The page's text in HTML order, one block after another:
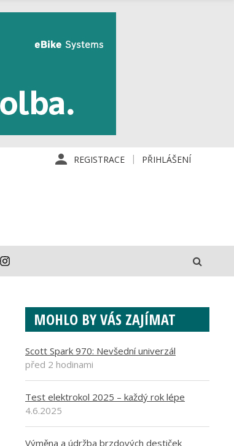
REGISTRACE PŘIHLÁŠENÍ
MOHLO BY VÁS ZAJÍMAT
Scott Spark 970: Nevšední univerzál
před 2 hodinami
Test elektrokol 2025 – každý rok lépe
4.6.2025
Výměna a údržba brzdových destiček